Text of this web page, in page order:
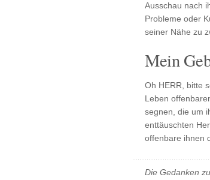
Ausschau nach
Probleme oder
seiner Nähe zu
Mein
Oh HERR, bitte
Leben
segnen, die um
enttäuschten
offenbare ihnen
Die Gedanken